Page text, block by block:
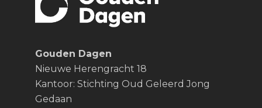
Gouden Dagen
Nieuwe Herengracht 18
Kantoor: Stichting Oud Geleerd Jong
Gedaan